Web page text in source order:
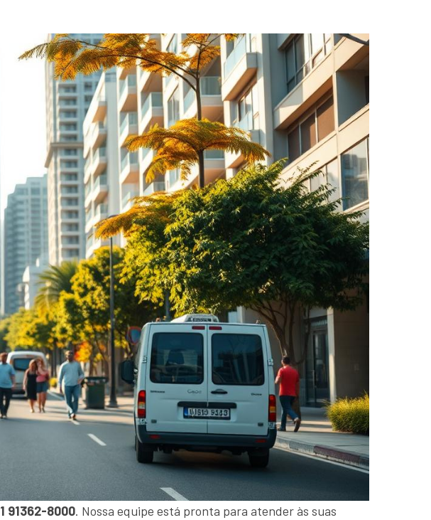
91362-8000. Nossa equipe está pronta para atender às suas